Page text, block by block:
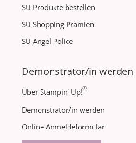
SU Produkte bestellen
SU Shopping Prämien
SU Angel Police
Demonstrator/in werden
Über Stampin‘ Up!®
Demonstrator/in werden
Online Anmeldeformular